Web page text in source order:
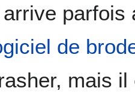
arrive
de
mais